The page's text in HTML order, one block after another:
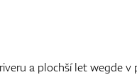
v porovnaní